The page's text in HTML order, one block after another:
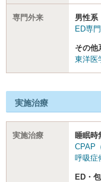
専門外来
男性系
ED専
その他
東洋医
実施治療
実施治療
睡眠時
CPAP
呼吸症
ED・